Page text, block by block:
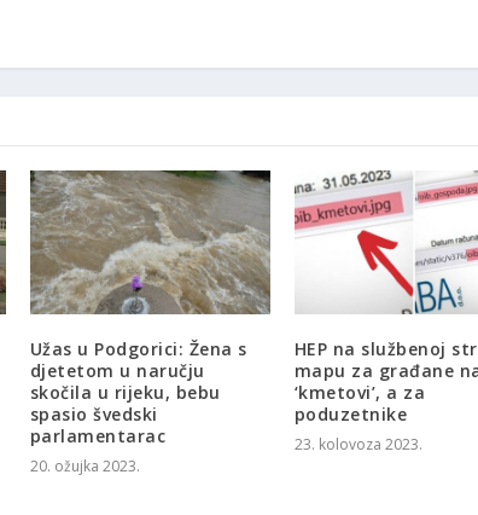
Užas u Podgorici: Žena s
djetetom u naručju
skočila u rijeku, bebu
spasio švedski
parlamentarac
20. ožujka 2023.
HEP na službenoj
mapu za građane
‘kmetovi’, a za
poduzetnike
23. kolovoza 2023.